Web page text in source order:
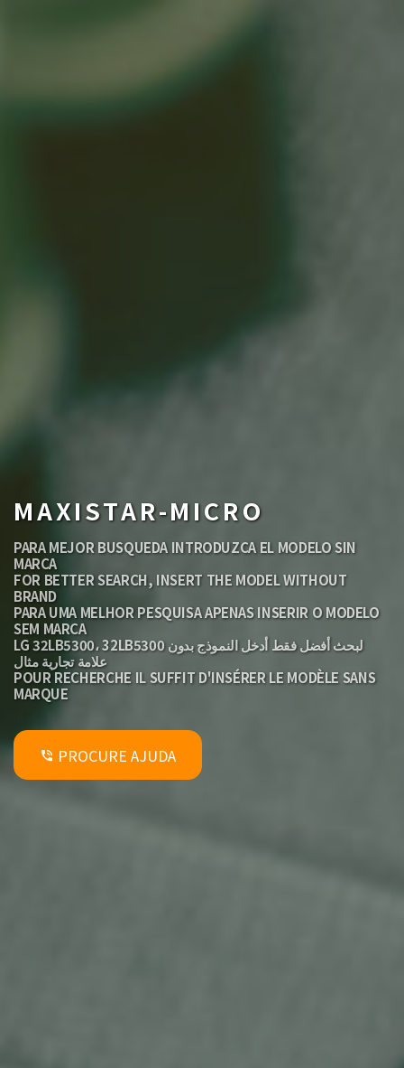
MAXISTAR-MICRO
PARA MEJOR BUSQUEDA INTRODUZCA EL MODELO SIN
MARCA
FOR BETTER SEARCH, INSERT THE MODEL WITHOUT
BRAND
PARA UMA MELHOR PESQUISA APENAS INSERIR O MODELO
SEM MARCA
LG 32LB5300، 32LB5300 لبحث أفضل فقط أدخل النموذج بدون
علامة تجارية مثال
POUR RECHERCHE IL SUFFIT D'INSÉRER LE MODÈLE SANS
MARQUE
PROCURE AJUDA